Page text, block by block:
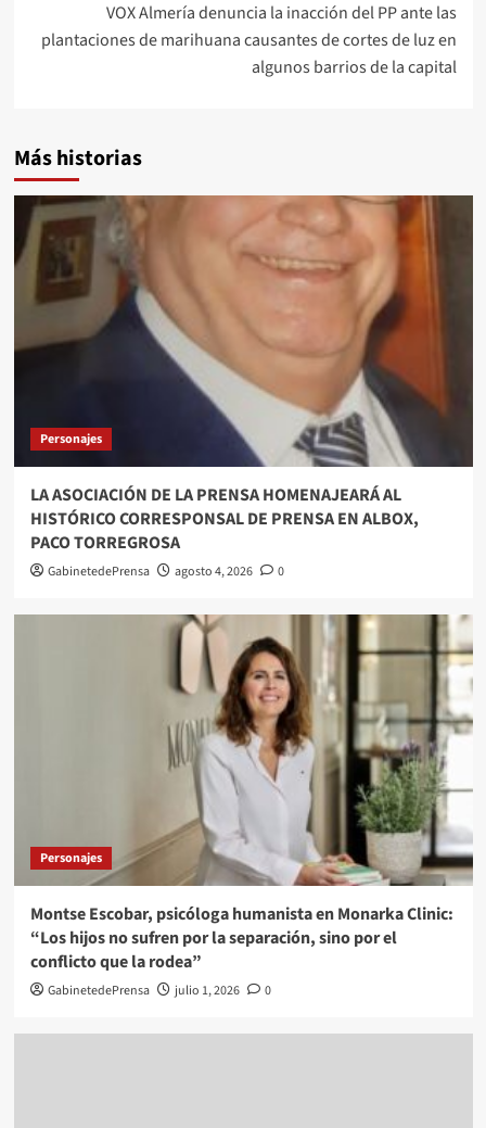
VOX Almería denuncia la inacción del PP ante las
plantaciones de marihuana causantes de cortes de luz en
algunos barrios de la capital
Más historias
Personajes
LA ASOCIACIÓN DE LA PRENSA HOMENAJEARÁ AL
HISTÓRICO CORRESPONSAL DE PRENSA EN ALBOX,
PACO TORREGROSA
GabinetedePrensa agosto 4, 2026 0
Personajes
Montse Escobar, psicóloga humanista en Monarka Clinic:
“Los hijos no sufren por la separación, sino por el
conflicto que la rodea”
GabinetedePrensa julio 1, 2026 0